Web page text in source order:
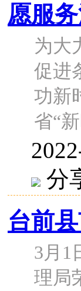
愿服
为大
促进
功新
省“
分
台前
3月1
理局